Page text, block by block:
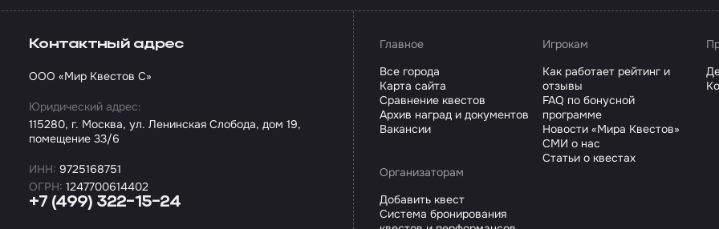
+7 (499) 322-15-24
Контактный адрес
ООО «Мир Квестов С»
Юридический адрес:
115280, г. Москва, ул. Ленинская Слобода, дом 19,
помещение 33/6
ИНН: 9725168751
ОГРН: 1247700614402
Главное
Все города
Карта сайта
Сравнение квестов
Архив наград и документов
Вакансии
Игрокам
Как работает рейтинг и
отзывы
FAQ по бонусной
программе
Новости «Мира Квестов»
СМИ о нас
Статьи о квестах
Организаторам
Добавить квест
Система бронирования